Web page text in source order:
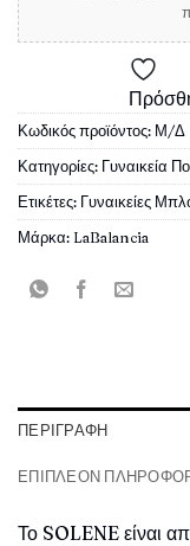
Κωδικός προϊόντος: Μ/Δ
Κατηγορίες: Γυναικεία
Ετικέτες: Γυναικείες
Μάρκα: LaBalancia
ΠΕΡΙΓΡΑΦΉ
ΕΠΙΠΛΈΟΝ
Το SOLENE είναι